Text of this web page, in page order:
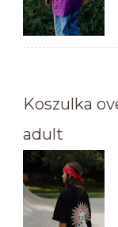
Koszulka
adult